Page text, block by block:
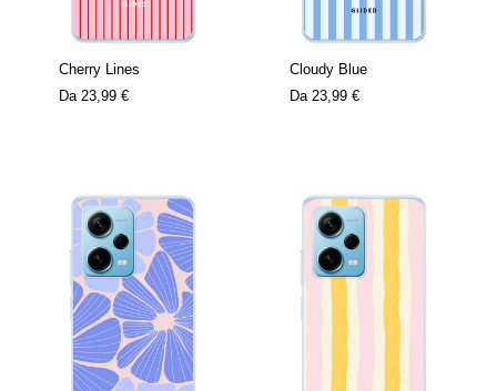
Cherry Lines
Da 23,99 €
Cloudy Blue
Da 23,99 €